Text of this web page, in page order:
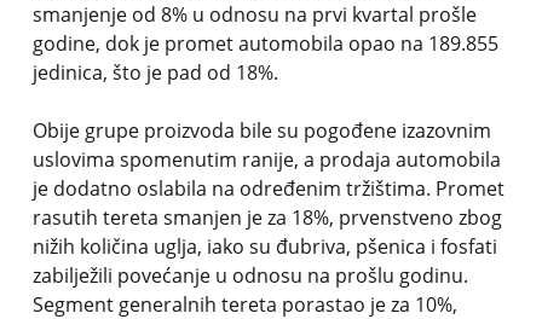
smanjenje od 8% u odnosu na prvi kvartal prošle
godine, dok je promet automobila opao na 189.855
jedinica, što je pad od 18%.
Obije grupe proizvoda bile su pogođene izazovnim
uslovima spomenutim ranije, a prodaja automobila
je dodatno oslabila na određenim tržištima. Promet
rasutih tereta smanjen je za 18%, prvenstveno zbog
nižih količina uglja, iako su đubriva, pšenica i fosfati
zabilježili povećanje u odnosu na prošlu godinu.
Segment generalnih tereta porastao je za 10%,